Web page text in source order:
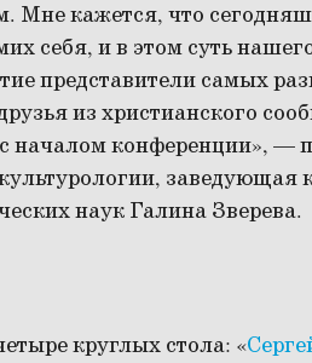
Мне кажется, что
себя, и в этом суть
представители самых
из христианского
началом конференции», —
заведующая
наук Галина Зверева.
круглых стола: «